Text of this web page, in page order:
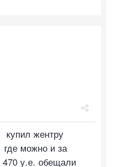
купил жентру
где можно и за
470 у.е. обещали